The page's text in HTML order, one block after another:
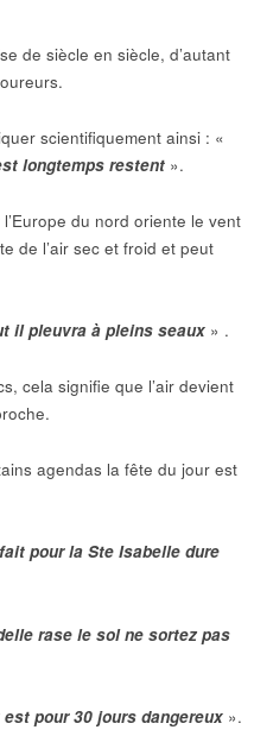
de siècle en siècle, d’autant
scientifiquement ainsi : «
longtemps restent ».
du nord oriente le vent
de l’air sec et froid et peut
il pleuvra à pleins seaux » .
cela signifie que l’air devient
agendas la fête du jour est
pour la Ste Isabelle dure
rase le sol ne sortez pas
pour 30 jours dangereux ».